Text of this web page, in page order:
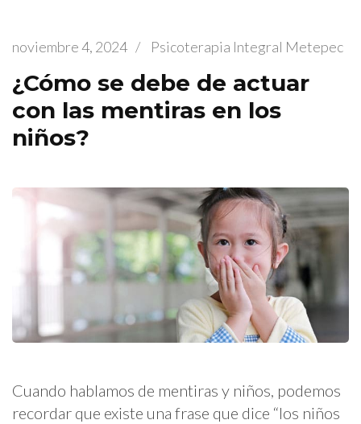
noviembre 4, 2024 / Psicoterapia Integral Metepec
¿Cómo se debe de actuar
con las mentiras en los
niños?
Cuando hablamos de mentiras y niños, podemos
recordar que existe una frase que dice “los niños